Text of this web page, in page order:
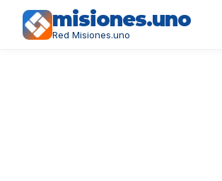
misiones.uno
Red Misiones.uno